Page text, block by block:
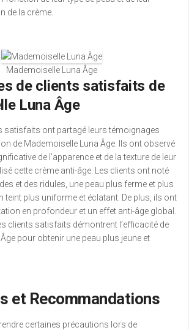
de la crème.
Mademoiselle Luna Âge
de clients satisfaits de
Luna Âge
satisfaits ont partagé leurs témoignages
de Mademoiselle Luna Âge. Ils ont observé
de l’apparence et de la texture de leur
cette crème anti-âge. Les clients ont noté
et des ridules, une peau plus ferme et plus
teint plus uniforme et éclatant. De plus, ils ont
en profondeur et un effet anti-âge global.
clients satisfaits démontrent l’efficacité de
pour obtenir une peau plus jeune et
et Recommandations
certaines précautions lors de